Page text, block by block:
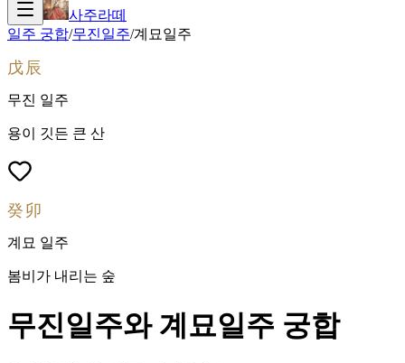
사주라떼
일주 궁합/무진일주/계묘 일주
戊辰
무진 일주
용이 깃든 큰 산
癸卯
계묘 일주
봄비가 내리는 숲
무진일주와 계묘일주 궁합